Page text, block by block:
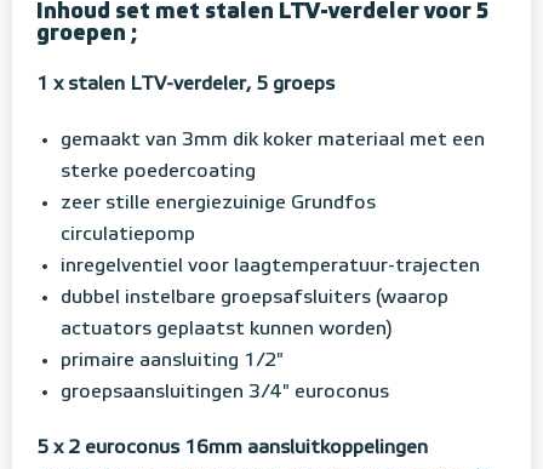
Inhoud set met stalen LTV-verdeler voor 5
groepen ;
1 x stalen LTV-verdeler, 5 groeps
gemaakt van 3mm dik koker materiaal met een
sterke poedercoating
zeer stille energiezuinige Grundfos
circulatiepomp
inregelventiel voor laagtemperatuur-trajecten
dubbel instelbare groepsafsluiters (waarop
actuators geplaatst kunnen worden)
primaire aansluiting 1/2"
groepsaansluitingen 3/4" euroconus
5 x 2 euroconus 16mm aansluitkoppelingen